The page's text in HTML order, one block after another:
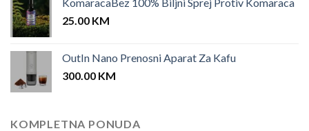
25.00 KM
OutIn Nano Prenosni Aparat Za Kafu
300.00 KM
KOMPLETNA PONUDA